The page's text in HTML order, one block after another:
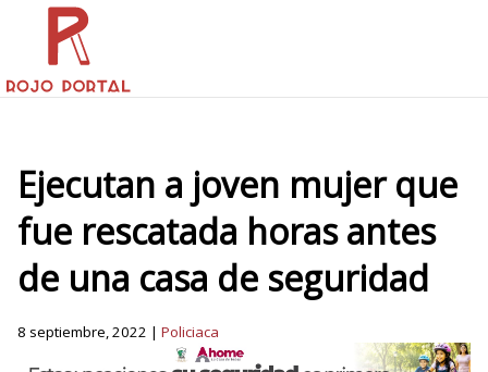
Ejecutan a joven mujer que
fue rescatada horas antes
de una casa de seguridad
8 septiembre, 2022 | Policiaca